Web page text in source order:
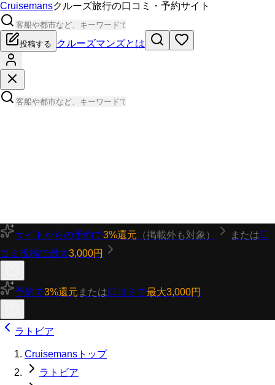
Cruisemansクルーズ旅行の口コミ・予約サイト
投稿する クルーズマンズとは
サイトからの予約で3%還元 （掲載外も対象） または口
コミ投稿で最大3,000円
予約で3%還元 または口コミで最大3,000円
ラトビア
Cruisemansトップ
ラトビア